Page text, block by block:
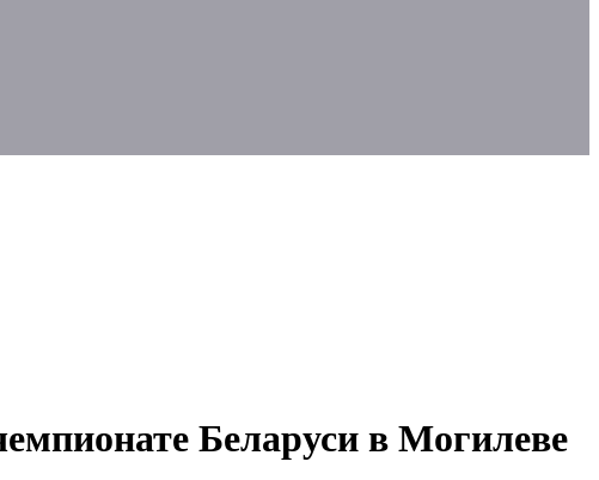
Беларуси в Могилеве